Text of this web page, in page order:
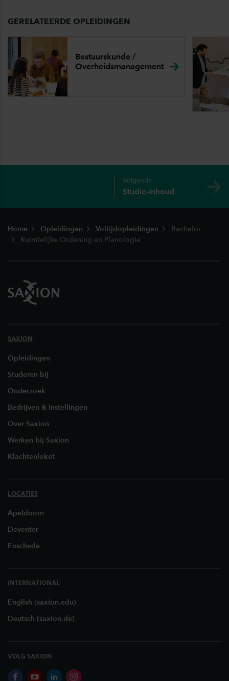
GERELATEERDE OPLEIDINGEN
Bestuurskunde /
Overheidsmanagement
Volgende
Studie-inhoud
Home Opleidingen Voltijdopleidingen
Bachelor
Ruimtelijke Ordening en Planologie
SAXION
Opleidingen
Studeren bij
Onderzoek
Bedrijven & Instellingen
Over Saxion
Werken bij Saxion
Klachtenloket
LOCATIES
Apeldoorn
Deventer
Enschede
INTERNATIONAL
English (saxion.edu)
Deutsch (saxion.de)
VOLG SAXION